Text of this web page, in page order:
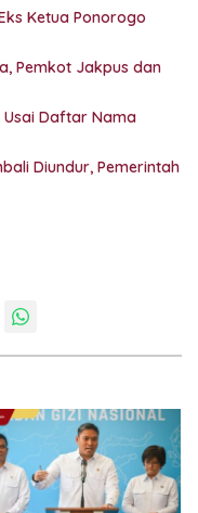
Ketua Ponorogo
Pemkot Jakpus dan
Daftar Nama
Diundur, Pemerintah